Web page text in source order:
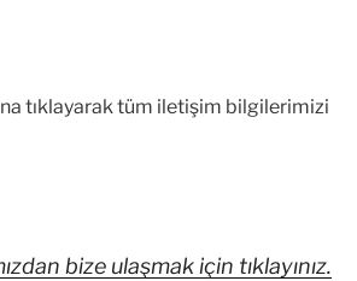
tıklayarak tüm iletişim bilgilerimizi
bize ulaşmak için tıklayınız.